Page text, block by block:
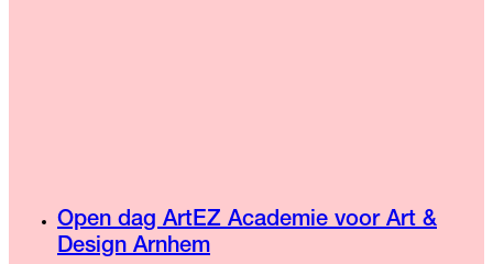
Open dag ArtEZ Academie voor Art &
Design Arnhem